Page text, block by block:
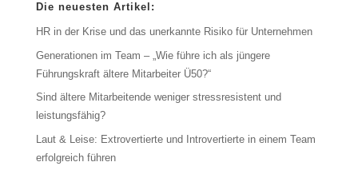
Die neuesten Artikel:
HR in der Krise und das unerkannte Risiko für Unternehmen
Generationen im Team – „Wie führe ich als jüngere
Führungskraft ältere Mitarbeiter Ü50?“
Sind ältere Mitarbeitende weniger stressresistent und
leistungsfähig?
Laut & Leise: Extrovertierte und Introvertierte in einem Team
erfolgreich führen